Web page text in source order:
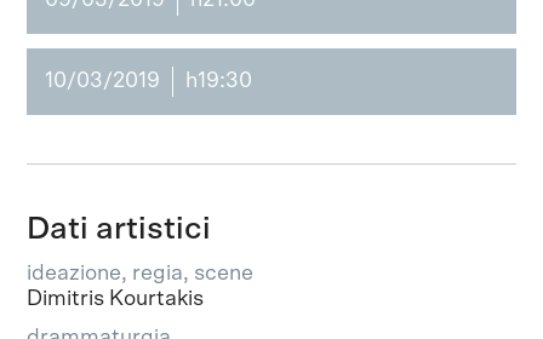
10/03/2019 h19:30
Dati artistici
ideazione, regia, scene
Dimitris Kourtakis